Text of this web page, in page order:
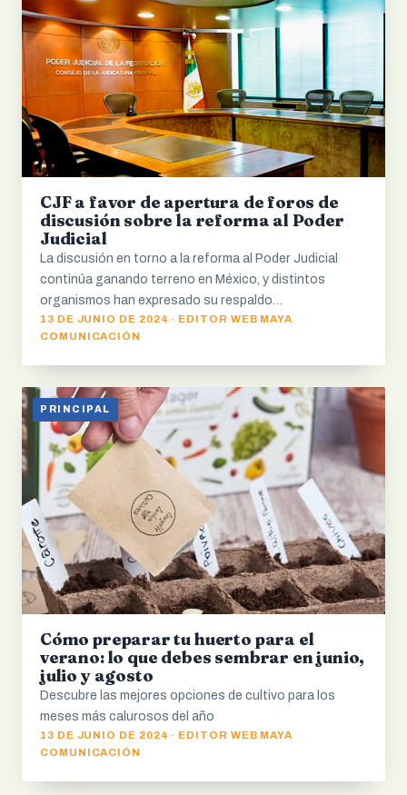
CJF a favor de apertura de foros de
discusión sobre la reforma al Poder
Judicial
La discusión en torno a la reforma al Poder Judicial
continúa ganando terreno en México, y distintos
organismos han expresado su respaldo…
13 DE JUNIO DE 2024 · EDITOR WEB MAYA
COMUNICACIÓN
PRINCIPAL
Cómo preparar tu huerto para el
verano: lo que debes sembrar en junio,
julio y agosto
Descubre las mejores opciones de cultivo para los
meses más calurosos del año
13 DE JUNIO DE 2024 · EDITOR WEB MAYA
COMUNICACIÓN